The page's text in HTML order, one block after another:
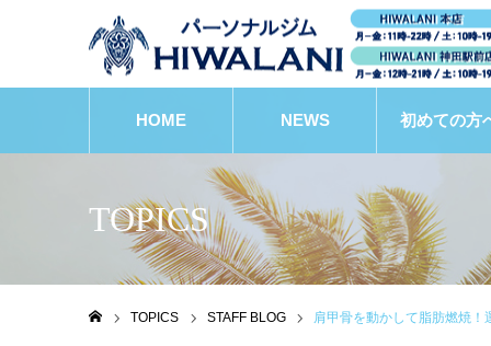
HOME NEWS 初めての方
TOPICS
TOPICS STAFF BLOG 肩甲骨を動かして脂肪燃焼